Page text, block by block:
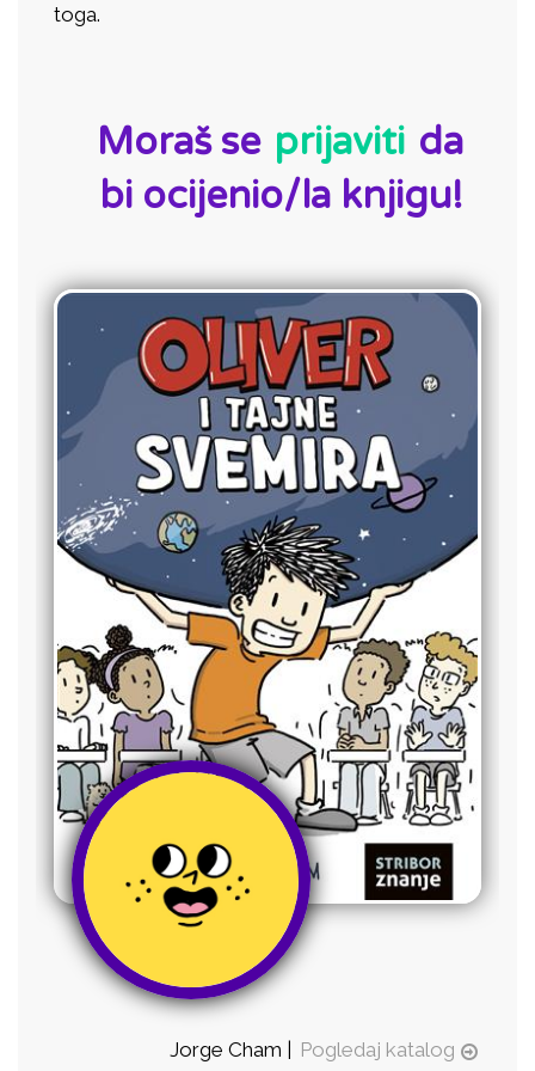
toga.
Moraš se prijaviti da
bi ocijenio/la knjigu!
Jorge Cham | Pogledaj katalog